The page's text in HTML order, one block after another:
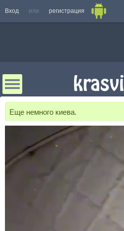
Вход или регистрация
Еще немного киева.